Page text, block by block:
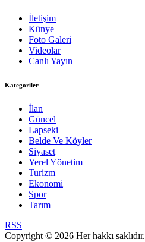
İletişim
Künye
Foto Galeri
Videolar
Canlı Yayın
Kategoriler
İlan
Güncel
Lapseki
Belde Ve Köyler
Siyaset
Yerel Yönetim
Turizm
Ekonomi
Spor
Tarım
RSS
Copyright © 2026 Her hakkı saklıdır.